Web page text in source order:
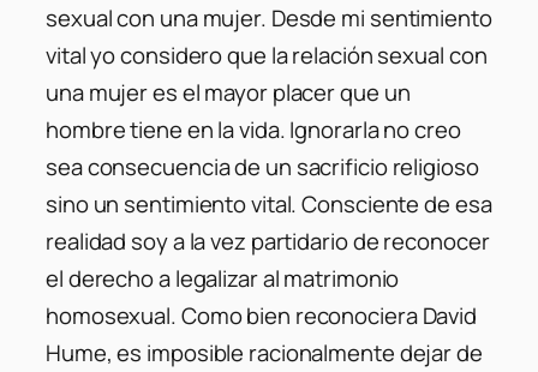
sexual con una mujer. Desde mi sentimiento
vital yo considero que la relación sexual con
una mujer es el mayor placer que un
hombre tiene en la vida. Ignorarla no creo
sea consecuencia de un sacrificio religioso
sino un sentimiento vital. Consciente de esa
realidad soy a la vez partidario de reconocer
el derecho a legalizar al matrimonio
homosexual. Como bien reconociera David
Hume, es imposible racionalmente dejar de